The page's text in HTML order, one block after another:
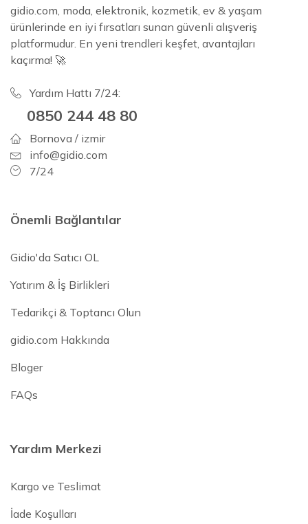
gidio.com, moda, elektronik, kozmetik, ev & yaşam
ürünlerinde en iyi fırsatları sunan güvenli alışveriş
platformudur. En yeni trendleri keşfet, avantajları
kaçırma! 🚀
Yardım Hattı 7/24:
0850 244 48 80
Bornova / izmir
info@gidio.com
7/24
Önemli Bağlantılar
Gidio'da Satıcı OL
Yatırım & İş Birlikleri
Tedarikçi & Toptancı Olun
gidio.com Hakkında
Bloger
FAQs
Yardım Merkezi
Kargo ve Teslimat
İade Koşulları